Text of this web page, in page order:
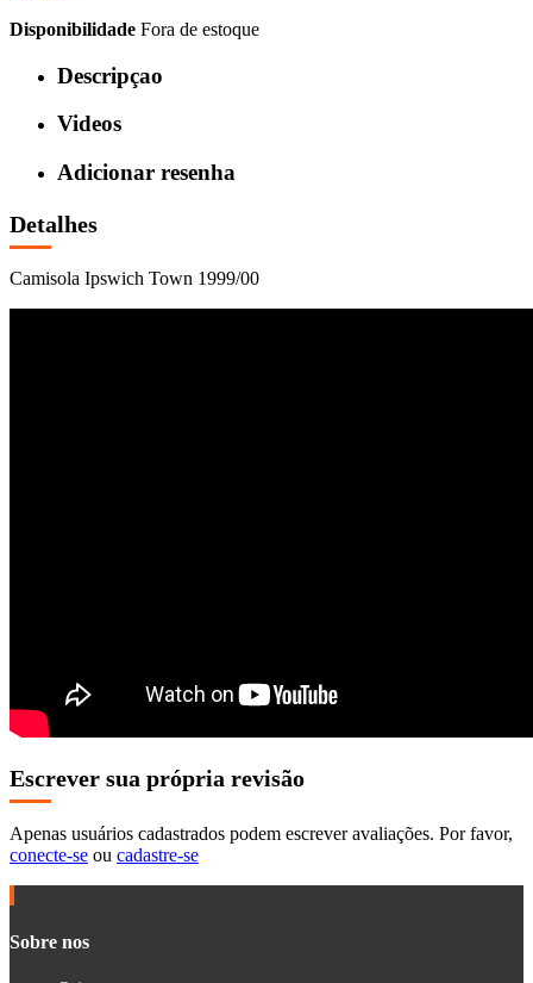
Disponibilidade Fora de estoque
Descripçao
Videos
Adicionar resenha
Detalhes
Camisola Ipswich Town 1999/00
Escrever sua própria revisão
Apenas usuários cadastrados podem escrever avaliações. Por favor,
conecte-se ou cadastre-se
Sobre nos